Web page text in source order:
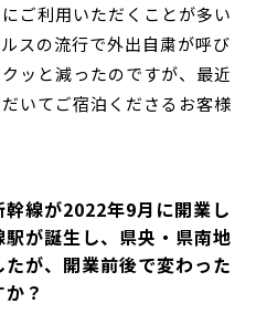
ご利用いただくことが多い
スの流行で外出自粛が呼び
ッと減ったのですが、最近
いてご宿泊くださるお客様
線が2022年9月に開業し
が誕生し、県央・県南地
が、開業前後で変わった
？